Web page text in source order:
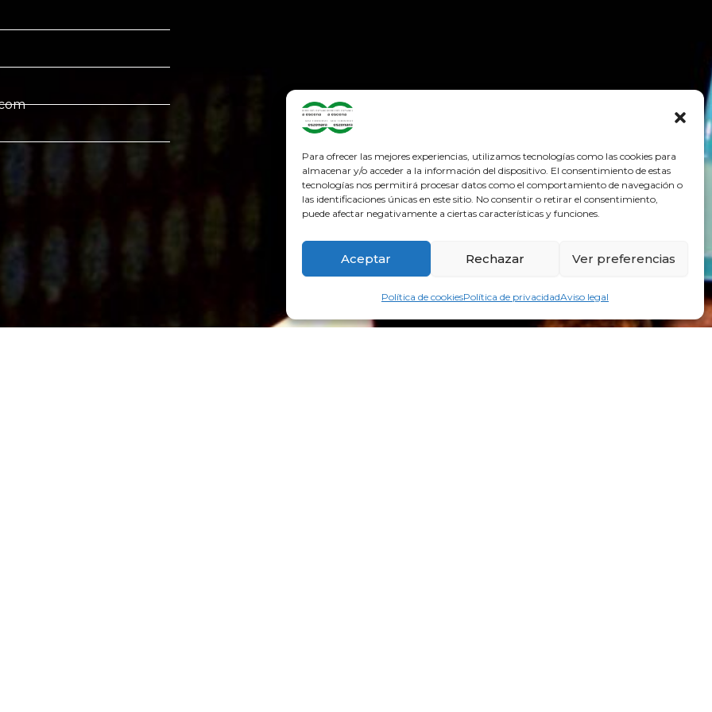
Para ofrecer las mejores experiencias, utilizamos tecnologías como las cookies para
almacenar y/o acceder a la información del dispositivo. El consentimiento de estas
tecnologías nos permitirá procesar datos como el comportamiento de navegación o
las identificaciones únicas en este sitio. No consentir o retirar el consentimiento,
puede afectar negativamente a ciertas características y funciones.
Aceptar Rechazar Ver preferencias
Política de cookiesPolítica de privacidadAviso legal